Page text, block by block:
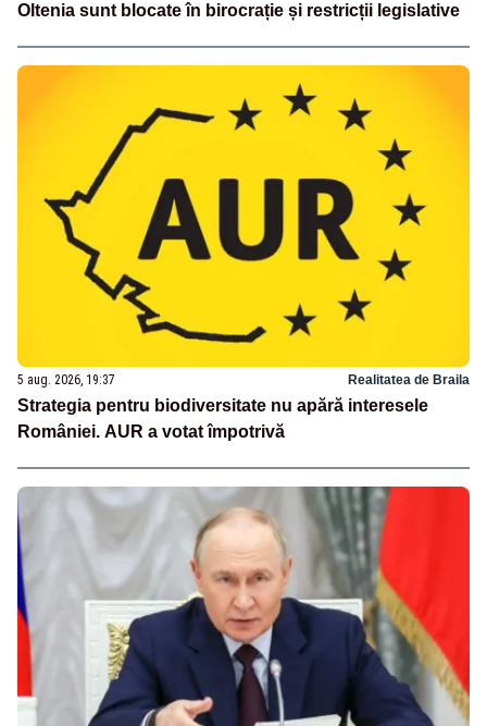
Oltenia sunt blocate în birocrație și restricții legislative
5 aug. 2026, 19:37 Realitatea de Braila
Strategia pentru biodiversitate nu apără interesele
României. AUR a votat împotrivă